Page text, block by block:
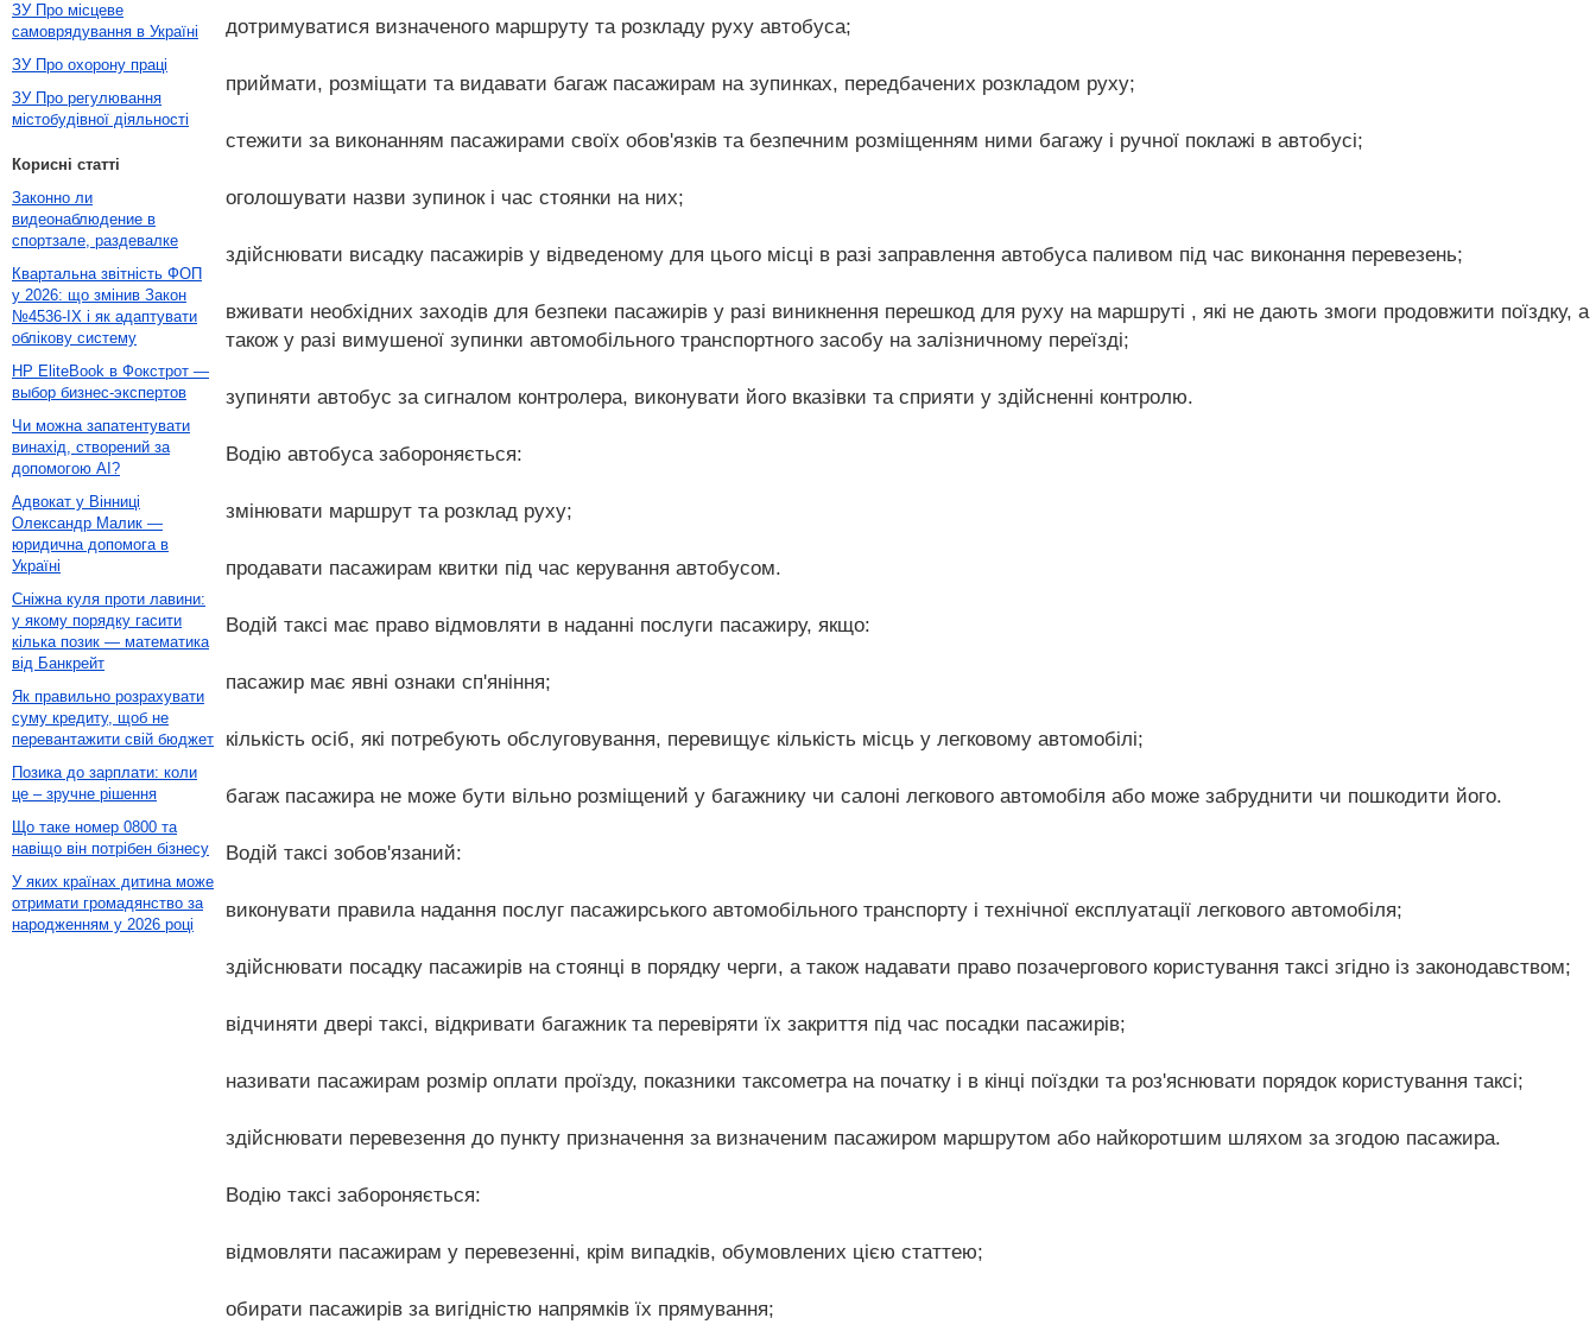
дотримуватися визначеного маршруту та розкладу руху автобуса;
приймати, розміщати та видавати багаж пасажирам на зупинках, передбачених розкладом руху;
стежити за виконанням пасажирами своїх обов'язків та безпечним розміщенням ними багажу і ручної поклажі в автобусі;
оголошувати назви зупинок і час стоянки на них;
здійснювати висадку пасажирів у відведеному для цього місці в разі заправлення автобуса паливом під час виконання перевезень;
вживати необхідних заходів для безпеки пасажирів у разі виникнення перешкод для руху на маршруті , які не дають змоги продовжити поїздку, а
також у разі вимушеної зупинки автомобільного транспортного засобу на залізничному переїзді;
зупиняти автобус за сигналом контролера, виконувати його вказівки та сприяти у здійсненні контролю.
Водію автобуса забороняється:
змінювати маршрут та розклад руху;
продавати пасажирам квитки під час керування автобусом.
Водій таксі має право відмовляти в наданні послуги пасажиру, якщо:
пасажир має явні ознаки сп'яніння;
кількість осіб, які потребують обслуговування, перевищує кількість місць у легковому автомобілі;
багаж пасажира не може бути вільно розміщений у багажнику чи салоні легкового автомобіля або може забруднити чи пошкодити його.
Водій таксі зобов'язаний:
виконувати правила надання послуг пасажирського автомобільного транспорту і технічної експлуатації легкового автомобіля;
здійснювати посадку пасажирів на стоянці в порядку черги, а також надавати право позачергового користування таксі згідно із законодавством;
відчиняти двері таксі, відкривати багажник та перевіряти їх закриття під час посадки пасажирів;
називати пасажирам розмір оплати проїзду, показники таксометра на початку і в кінці поїздки та роз'яснювати порядок користування таксі;
здійснювати перевезення до пункту призначення за визначеним пасажиром маршрутом або найкоротшим шляхом за згодою пасажира.
Водію таксі забороняється:
відмовляти пасажирам у перевезенні, крім випадків, обумовлених цією статтею;
обирати пасажирів за вигідністю напрямків їх прямування;
ЗУ Про місцеве
самоврядування в Україні
ЗУ Про охорону праці
ЗУ Про регулювання
містобудівної діяльності
Корисні статті
Законно ли
видеонаблюдение в
спортзале, раздевалке
Квартальна звітність ФОП
у 2026: що змінив Закон
№4536-IX і як адаптувати
облікову систему
HP EliteBook в Фокстрот —
выбор бизнес-экспертов
Чи можна запатентувати
винахід, створений за
допомогою AI?
Адвокат у Вінниці
Олександр Малик —
юридична допомога в
Україні
Сніжна куля проти лавини:
у якому порядку гасити
кілька позик — математика
від Банкрейт
Як правильно розрахувати
суму кредиту, щоб не
перевантажити свій бюджет
Позика до зарплати: коли
це – зручне рішення
Що таке номер 0800 та
навіщо він потрібен бізнесу
У яких країнах дитина може
отримати громадянство за
народженням у 2026 році